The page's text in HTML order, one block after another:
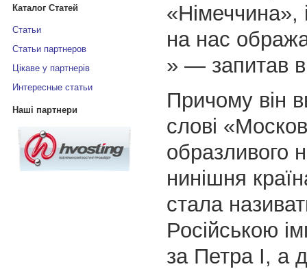
Каталог Статей
Статьи
Статьи партнеров
Цікаве у партнерів
Интересные статьи
Наші партнери
«Німеччина»,
на нас
» — запитав
Причому він
слові
образливого
нинішня
стала
Російською
за Петра І, а